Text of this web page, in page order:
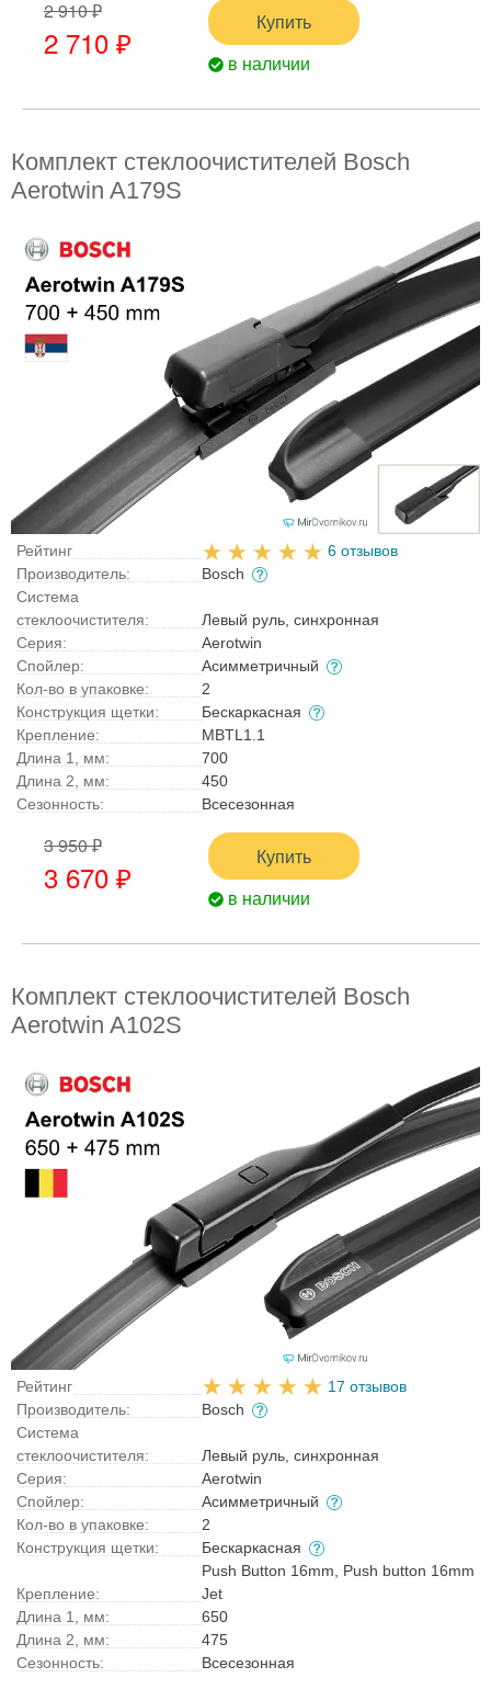
2 910 ₽
2 710 ₽
Купить
в наличии
Комплект стеклоочистителей Bosch
Aerotwin A179S
Рейтинг
6 отзывов
Производитель:
Bosch
Система
стеклоочистителя:
Левый руль, синхронная
Серия:
Aerotwin
Спойлер:
Асимметричный
Кол-во в упаковке:
2
Конструкция щетки:
Бескаркасная
Крепление:
MBTL1.1
Длина 1, мм:
700
Длина 2, мм:
450
Сезонность:
Всесезонная
3 950 ₽
3 670 ₽
Купить
в наличии
Комплект стеклоочистителей Bosch
Aerotwin A102S
Рейтинг
17 отзывов
Производитель:
Bosch
Система
стеклоочистителя:
Левый руль, синхронная
Серия:
Aerotwin
Спойлер:
Асимметричный
Кол-во в упаковке:
2
Конструкция щетки:
Бескаркасная
Крепление:
Push Button 16mm, Push button 16mm
Jet
Длина 1, мм:
650
Длина 2, мм:
475
Сезонность:
Всесезонная